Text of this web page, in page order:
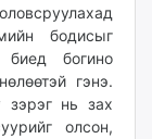
бодисыг
богино
гэнэ.
нь зах
олсон,